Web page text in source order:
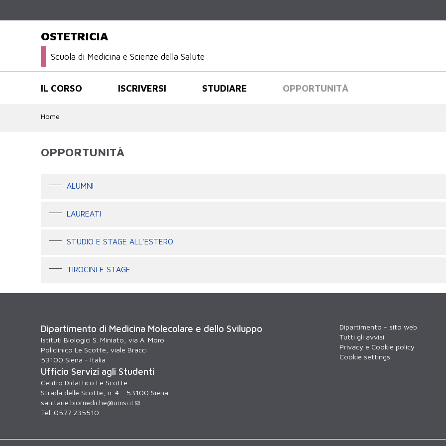
OSTETRICIA
Scuola di Medicina e Scienze della Salute
IL CORSO ISCRIVERSI STUDIARE OPPORTUNITÀ
Home
OPPORTUNITÀ
ALUMNI
LAUREATI
STUDIO E STAGE ALL'ESTERO
TIROCINI E STAGE
Dipartimento di Medicina Molecolare e dello Sviluppo
Istituti Biologici S. Miniato, via A. Moro
Policlinico Le Scotte, viale Bracci
53100 Siena - Italia
Ufficio Servizi agli Studenti
Centro Didattico Le Scotte
Strada delle Scotte, n. 4 - 53100 Siena
sanitarie.biomediche@unisi.it
Tel. 0577 235510
Dipartimento - sito web
Tutti gli avvisi
Privacy e Cookie policy
Cookie settings